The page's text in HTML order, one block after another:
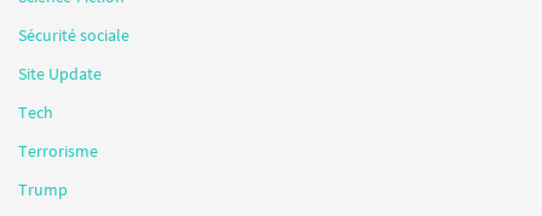
Sécurité sociale
Site Update
Tech
Terrorisme
Trump